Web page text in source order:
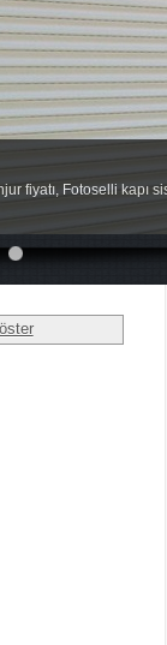
fiyatı, Fotoselli kapı